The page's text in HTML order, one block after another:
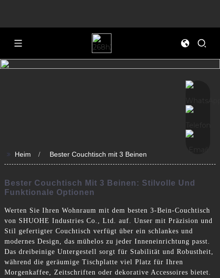
>> Heim Bester Couchtisch mit 3 Beinen
Bester Couchtisch Mit 3 Beinen: Stilvolle Und
Funktionale Optionen
Werten Sie Ihren Wohnraum mit dem besten 3-Bein-Couchtisch
von SHUOHE Industries Co., Ltd. auf. Unser mit Präzision und
Stil gefertigter Couchtisch verfügt über ein schlankes und
modernes Design, das mühelos zu jeder Inneneinrichtung passt.
Das dreibeinige Untergestell sorgt für Stabilität und Robustheit,
während die geräumige Tischplatte viel Platz für Ihren
Morgenkaffee, Zeitschriften oder dekorative Accessoires bietet.